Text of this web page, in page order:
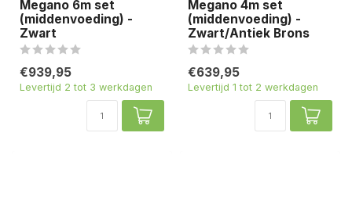
Megano 6m set
(middenvoeding) -
Zwart
€939,95
Levertijd 2 tot 3 werkdagen
Megano 4m set
(middenvoeding) -
Zwart/Antiek Brons
€639,95
Levertijd 1 tot 2 werkdagen